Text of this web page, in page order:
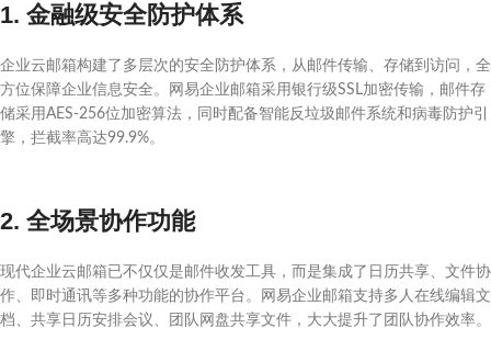
1. 金融级安全防护体系
企业云邮箱构建了多层次的安全防护体系，从邮件传输、存储到访问，全
方位保障企业信息安全。网易企业邮箱采用银行级SSL加密传输，邮件存
储采用AES-256位加密算法，同时配备智能反垃圾邮件系统和病毒防护引
擎，拦截率高达99.9%。
2. 全场景协作功能
现代企业云邮箱已不仅仅是邮件收发工具，而是集成了日历共享、文件协
作、即时通讯等多种功能的协作平台。网易企业邮箱支持多人在线编辑文
档、共享日历安排会议、团队网盘共享文件，大大提升了团队协作效率。